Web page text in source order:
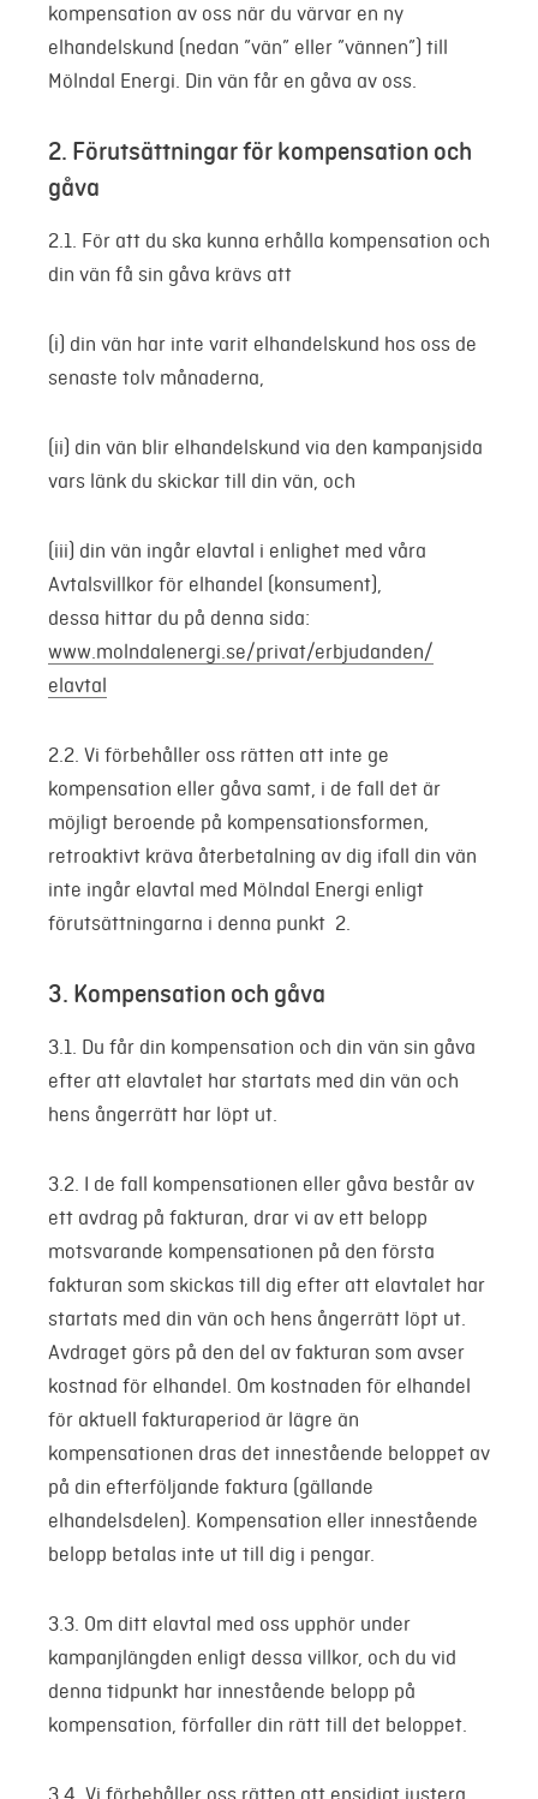
kompensation av oss när du värvar en ny
elhandelskund (nedan ”vän” eller ”vännen”) till
Mölndal Energi. Din vän får en gåva av oss.
2. Förutsättningar för kompensation och
gåva
2.1. För att du ska kunna erhålla kompensation och
din vän få sin gåva krävs att
(i) din vän har inte varit elhandelskund hos oss de
senaste tolv månaderna,
(ii) din vän blir elhandelskund via den kampanjsida
vars länk du skickar till din vän, och
(iii) din vän ingår elavtal i enlighet med våra
Avtalsvillkor för elhandel (konsument),
dessa hittar du på denna sida:
www.molndalenergi.se/privat/erbjudanden/
elavtal
2.2. Vi förbehåller oss rätten att inte ge
kompensation eller gåva samt, i de fall det är
möjligt beroende på kompensationsformen,
retroaktivt kräva återbetalning av dig ifall din vän
inte ingår elavtal med Mölndal Energi enligt
förutsättningarna i denna punkt 2.
3. Kompensation och gåva
3.1. Du får din kompensation och din vän sin gåva
efter att elavtalet har startats med din vän och
hens ångerrätt har löpt ut.
3.2. I de fall kompensationen eller gåva består av
ett avdrag på fakturan, drar vi av ett belopp
motsvarande kompensationen på den första
fakturan som skickas till dig efter att elavtalet har
startats med din vän och hens ångerrätt löpt ut.
Avdraget görs på den del av fakturan som avser
kostnad för elhandel. Om kostnaden för elhandel
för aktuell fakturaperiod är lägre än
kompensationen dras det innestående beloppet av
på din efterföljande faktura (gällande
elhandelsdelen). Kompensation eller innestående
belopp betalas inte ut till dig i pengar.
3.3. Om ditt elavtal med oss upphör under
kampanjlängden enligt dessa villkor, och du vid
denna tidpunkt har innestående belopp på
kompensation, förfaller din rätt till det beloppet.
3.4. Vi förbehåller oss rätten att ensidigt justera